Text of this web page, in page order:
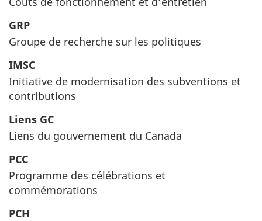
GRP
Groupe de recherche sur les politiques
IMSC
Initiative de modernisation des subventions et
contributions
Liens GC
Liens du gouvernement du Canada
PCC
Programme des célébrations et
commémorations
PCH